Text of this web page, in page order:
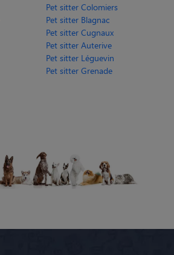
Pet sitter Colomiers
Pet sitter Blagnac
Pet sitter Cugnaux
Pet sitter Auterive
Pet sitter Léguevin
Pet sitter Grenade